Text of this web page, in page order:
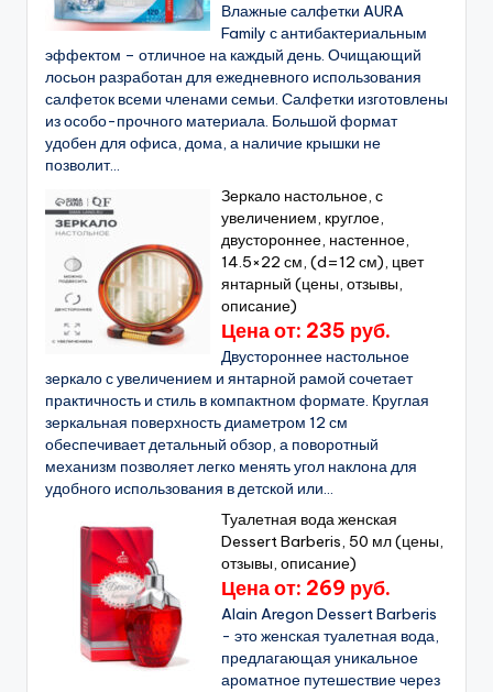
Влажные салфетки AURA
Family с антибактериальным
эффектом – отличное на каждый день. Очищающий
лосьон разработан для ежедневного использования
салфеток всеми членами семьи. Салфетки изготовлены
из особо-прочного материала. Большой формат
удобен для офиса, дома, а наличие крышки не
позволит...
Зеркало настольное, с
увеличением, круглое,
двустороннее, настенное,
14.5×22 см, (d=12 см), цвет
янтарный (цены, отзывы,
описание)
Цена от: 235 руб.
Двустороннее настольное
зеркало с увеличением и янтарной рамой сочетает
практичность и стиль в компактном формате. Круглая
зеркальная поверхность диаметром 12 см
обеспечивает детальный обзор, а поворотный
механизм позволяет легко менять угол наклона для
удобного использования в детской или...
Туалетная вода женская
Dessert Barberis, 50 мл (цены,
отзывы, описание)
Цена от: 269 руб.
Alain Aregon Dessert Barberis
- это женская туалетная вода,
предлагающая уникальное
ароматное путешествие через